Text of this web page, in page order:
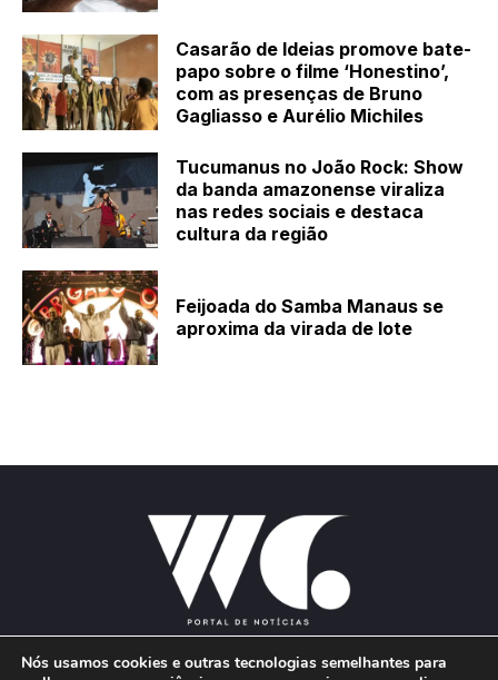
Casarão de Ideias promove bate-
papo sobre o filme ‘Honestino’,
com as presenças de Bruno
Gagliasso e Aurélio Michiles
Tucumanus no João Rock: Show
da banda amazonense viraliza
nas redes sociais e destaca
cultura da região
Feijoada do Samba Manaus se
aproxima da virada de lote
Nós usamos cookies e outras tecnologias semelhantes para